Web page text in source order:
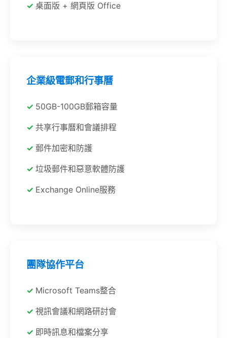
桌面版 + 網頁版 Office
企業級電郵和行事曆
50GB-100GB郵箱容量
共享行事曆和會議排程
郵件加密和防護
垃圾郵件和惡意軟體防護
Exchange Online服務
團隊協作平台
Microsoft Teams整合
視訊會議和網路研討會
即時訊息和檔案分享